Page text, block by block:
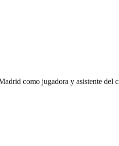
como jugadora y asistente del